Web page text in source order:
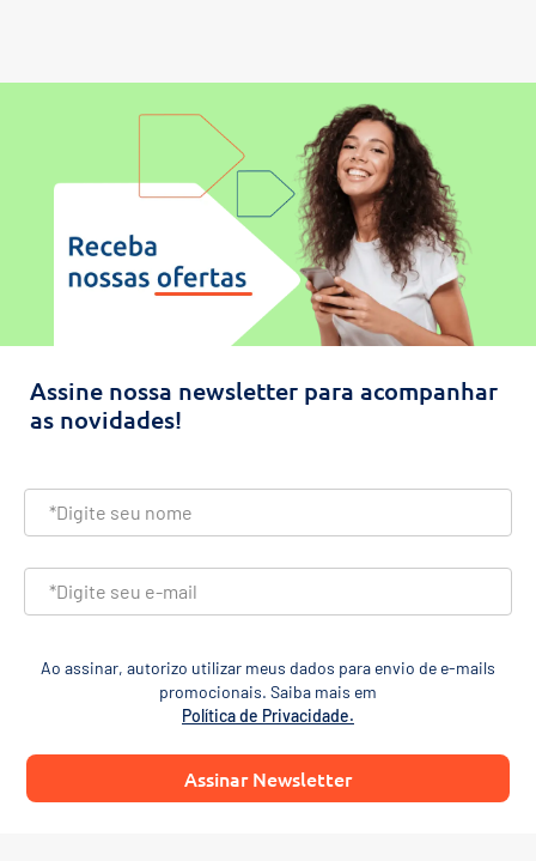
Assine nossa newsletter para acompanhar
as novidades!
Ao assinar, autorizo utilizar meus dados para envio de e-mails
promocionais. Saiba mais em
Política de Privacidade.
Assinar Newsletter